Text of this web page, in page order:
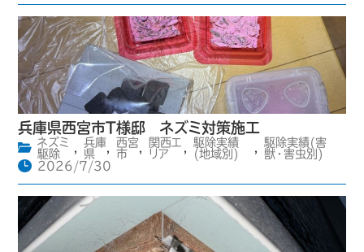
兵庫県西宮市T様邸 ネズミ対策施工
ネズミ
駆除
兵庫
県
,
西宮
市
関西エ
リア
駆除実績
(地域別)
駆除実績(害
獣・害虫別)
2026/7/30